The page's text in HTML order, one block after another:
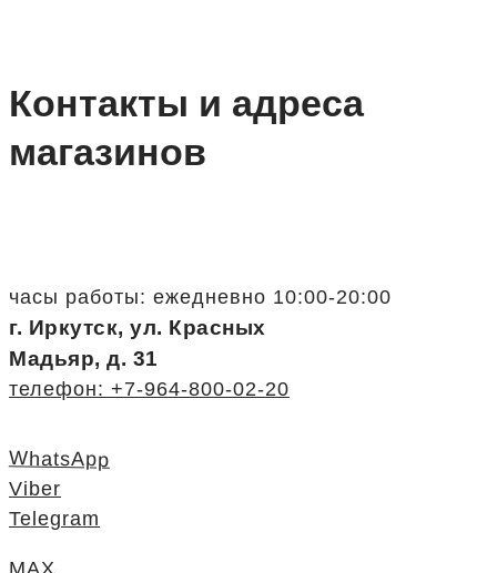
Контакты и адреса
магазинов
часы работы: ежедневно 10:00-20:00
г. Иркутск, ул. Красных
Мадьяр, д. 31
телефон: +7-964-800-02-20
WhatsApp
Viber
Telegram
MAX